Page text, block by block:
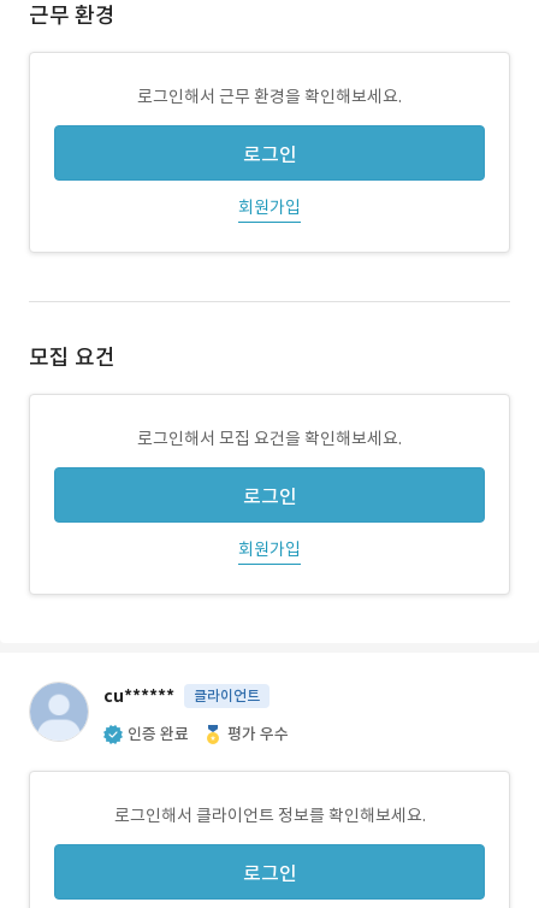
근무 환경
로그인해서 근무 환경을 확인해보세요.
로그인
회원가입
모집 요건
로그인해서 모집 요건을 확인해보세요.
로그인
회원가입
cu****** 클라이언트
인증 완료 평가 우수
로그인해서 클라이언트 정보를 확인해보세요.
로그인